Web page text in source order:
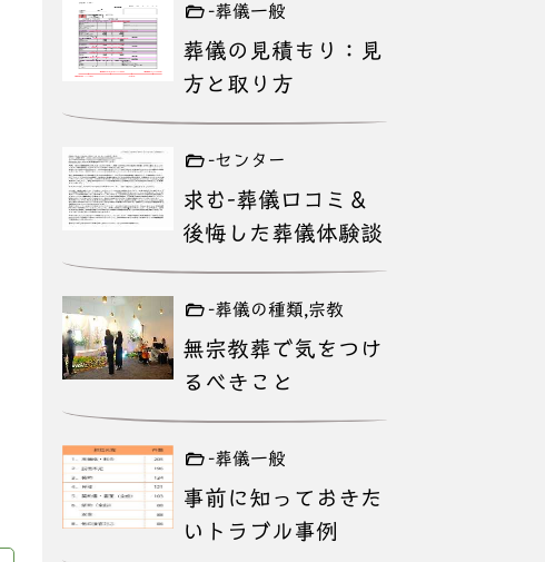
-葬儀一般
葬儀の見積もり：見
方と取り方
-センター
求む-葬儀口コミ＆
後悔した葬儀体験談
-葬儀の種類,宗教
無宗教葬で気をつけ
るべきこと
-葬儀一般
事前に知っておきた
いトラブル事例